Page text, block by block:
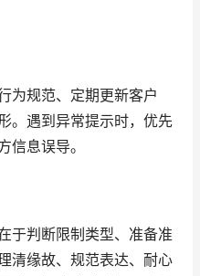
为规范、定期更新客户
。遇到异常提示时，优先
信息误导。
于判断限制类型、准备准
清缘故、规范表达、耐心